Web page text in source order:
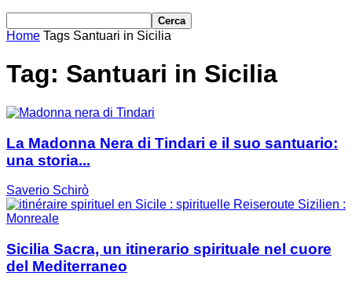
Home Tags Santuari in Sicilia
Tag: Santuari in Sicilia
La Madonna Nera di Tindari e il suo santuario:
una storia...
Saverio Schirò
Sicilia Sacra, un itinerario spirituale nel cuore
del Mediterraneo